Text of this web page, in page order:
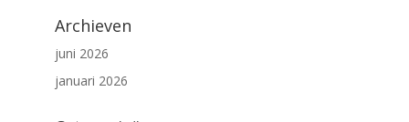
Archieven
juni 2026
januari 2026